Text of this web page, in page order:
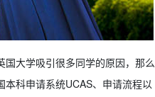
大学吸引很多同学的原因，那么
科申请系统UCAS、申请流程以